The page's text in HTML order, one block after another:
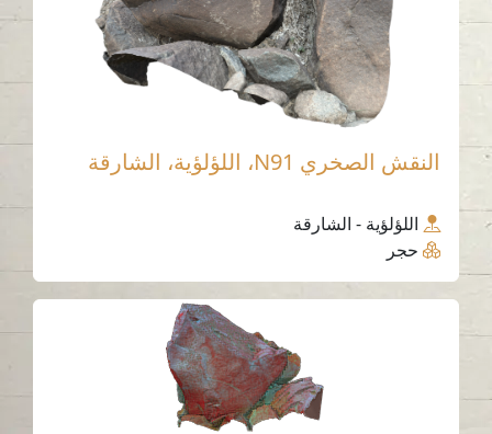
النقش الصخري N91، اللؤلؤية، الشارقة
اللؤلؤية - الشارقة
حجر